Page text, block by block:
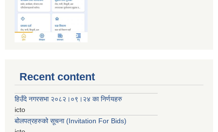
Recent content
हिउँदे नगरसभा २०८२।०९।२४ का निर्णयहरु
icto
बोलपत्रहरुको सूचना (Invitation For Bids)